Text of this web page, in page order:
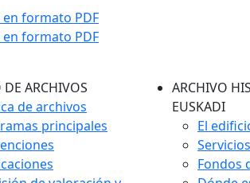
formato PDF
formato PDF
DE ARCHIVOS
de archivos
principales
ARCHIVO
EUSKADI
El
Servicios
Fondos